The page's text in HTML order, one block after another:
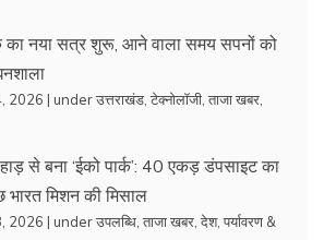
का नया सत्र शुरू, आने वाला समय सपनों को
2026 | underउत्तराखंड टेक्नोलॉजी ताजा खबर
से बना ‘ईको पार्क’: 40 एकड़ डंपसाइट का
मिशन की मिसाल
2026 | underउपलब्धि ताजा खबर देश, पर्यावरण &